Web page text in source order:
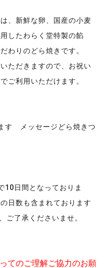
、新鮮な卵、国産の小麦
したわらく堂特製の餡
わりのどら焼きです。
ただきますので、お祝い
ご利用いただけます。
す メッセージどら焼きつ
10日間となっておりま
日数も含まれております
ご了承くださいませ。
てのご理解ご協力のお願